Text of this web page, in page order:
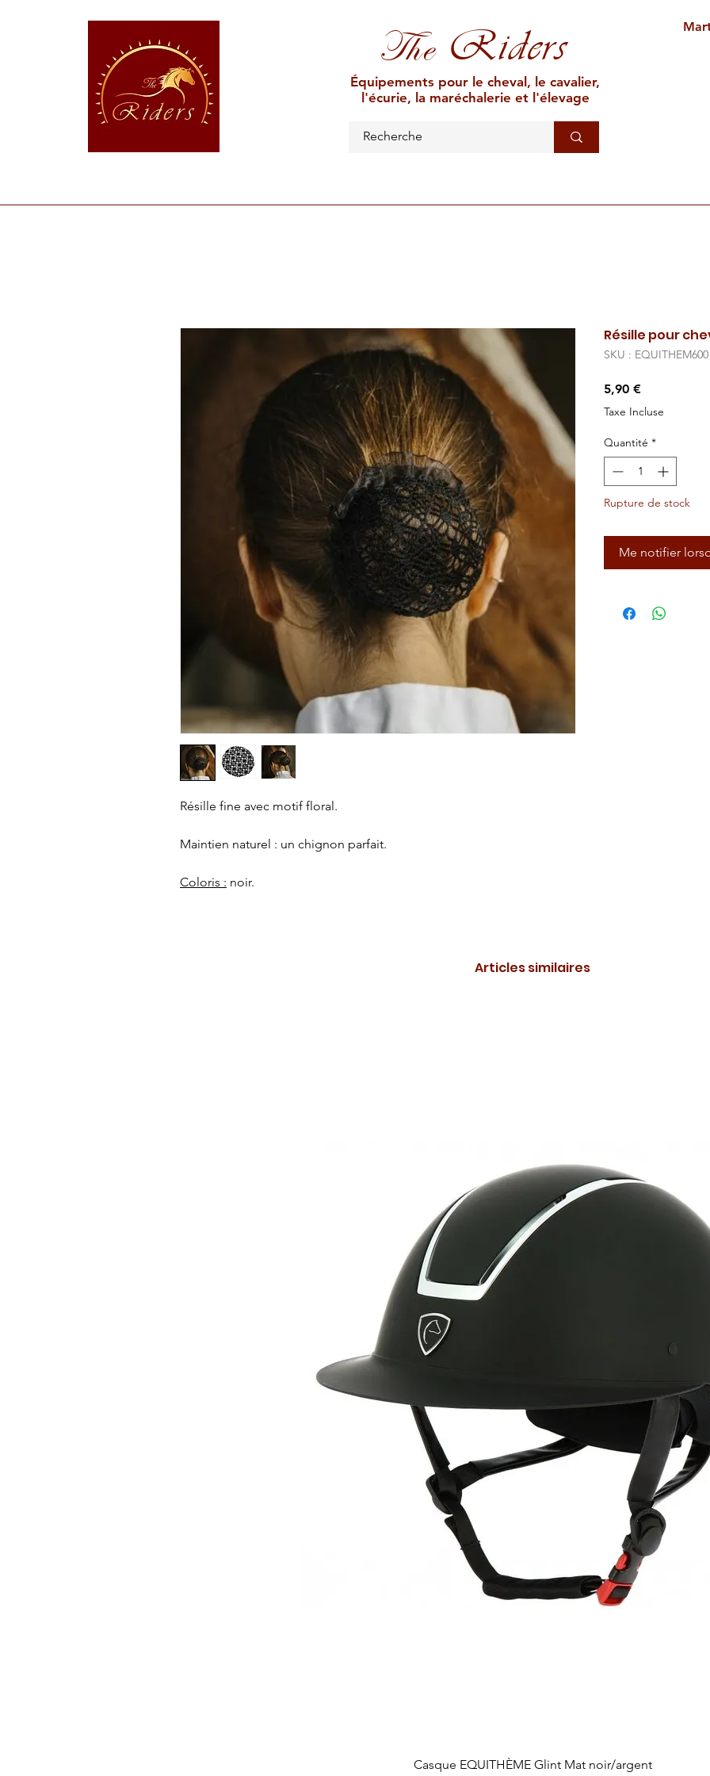
TheRiders
Équipements pour le cheval, le cavalier,
l'écurie, la maréchalerie et l'élevage
Résille fine avec motif floral.
Maintien naturel : un chignon parfait.
Coloris : noir.
Résille pour
SKU : EQUITHEM600
5,90 €Prix
Taxe Incluse
Quantité *
Rupture de stock
Me notifier
Articles similaires
Aperçu rapide
Casque EQUITHÈME Glint Mat noir/argent